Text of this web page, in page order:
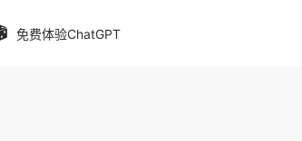
免费体验ChatGPT